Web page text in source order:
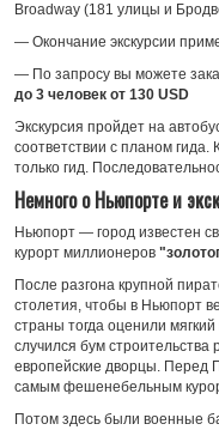
Broadway (181 улицы и
— Окончание экскурсии
— По запросу вы можете
до 3 человек от 130 USD
Экскурсия пройдет на
соответствии с планом
только гид.
Немного о Ньюпорте и
Ньюпорт — город известен
курорт миллионеров
После разгона крупной
столетия, чтобы в Ньюпорт
страны тогда оценили
случился бум
европейские дворцы. Перед
самым фешенебельным
Потом здесь были военные